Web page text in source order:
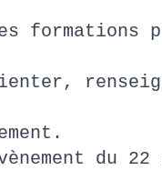
formations
du 22